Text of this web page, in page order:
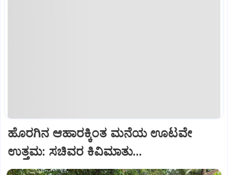
ಹೊರಗಿನ ಆಹಾರಕ್ಕಿಂತ ಮನೆಯ ಊಟವೇ
ಉತ್ತಮ: ಸಚಿವರ ಕಿವಿಮಾತು...